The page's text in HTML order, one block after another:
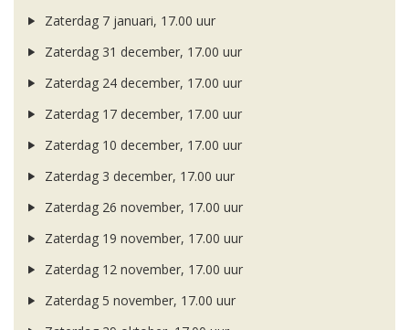
Zaterdag 7 januari, 17.00 uur
Zaterdag 31 december, 17.00 uur
Zaterdag 24 december, 17.00 uur
Zaterdag 17 december, 17.00 uur
Zaterdag 10 december, 17.00 uur
Zaterdag 3 december, 17.00 uur
Zaterdag 26 november, 17.00 uur
Zaterdag 19 november, 17.00 uur
Zaterdag 12 november, 17.00 uur
Zaterdag 5 november, 17.00 uur